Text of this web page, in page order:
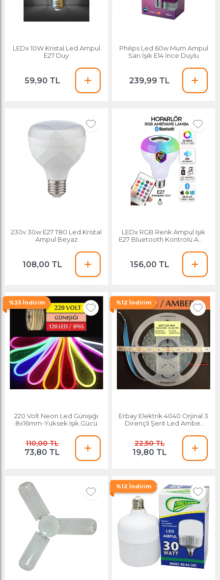
LEDx 10W Kristal Led Ampul
E27 Duy
59,90 TL
Phılıps Led 60w Mum Ampul
Sarı İşık E14 İnce Duylu
239,99 TL
230v 30w E27 T80 Led Kristal
Ampul Beyaz
108,00 TL
LEDx RGB Renk Ampul Işık
E27 Bluetooth Kontrolü Akıllı
156,00 TL
%33 İndirim
220 Volt Neon Led Günışığı
8x16mm-Yüksek Işık Gücü
110,00 TL
73,80 TL
%12 İndirim
Erbay Elektrik 4040 Orjinal 3
Dirençli Şerit Led Amber
22,50 TL
19,80 TL
%12 İndirim